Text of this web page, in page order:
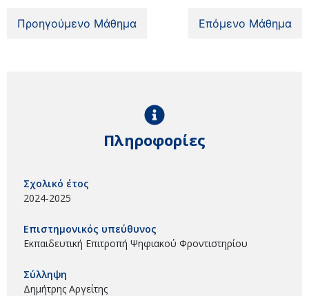
Προηγούμενο Μάθημα Επόμενο Μάθημα
Πληροφορίες
Σχολικό έτος
2024-2025
Επιστημονικός υπεύθυνος
Εκπαιδευτική Επιτροπή Ψηφιακού Φροντιστηρίου
Σύλληψη
Δημήτρης Αργείτης